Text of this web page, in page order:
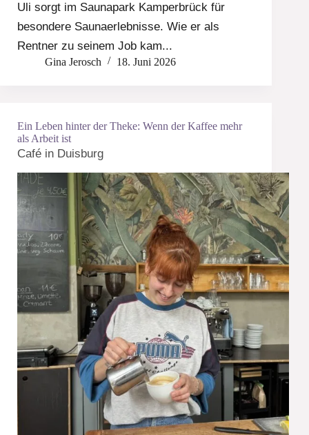
Uli sorgt im Saunapark Kamperbrück für
besondere Saunaerlebnisse. Wie er als
Rentner zu seinem Job kam...
Gina Jerosch 18. Juni 2026
Ein Leben hinter der Theke: Wenn der Kaffee mehr
als Arbeit ist
Café in Duisburg